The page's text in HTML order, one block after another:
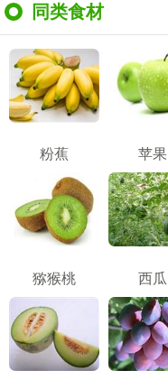
同类食材
粉蕉 苹果
猕猴桃 西瓜